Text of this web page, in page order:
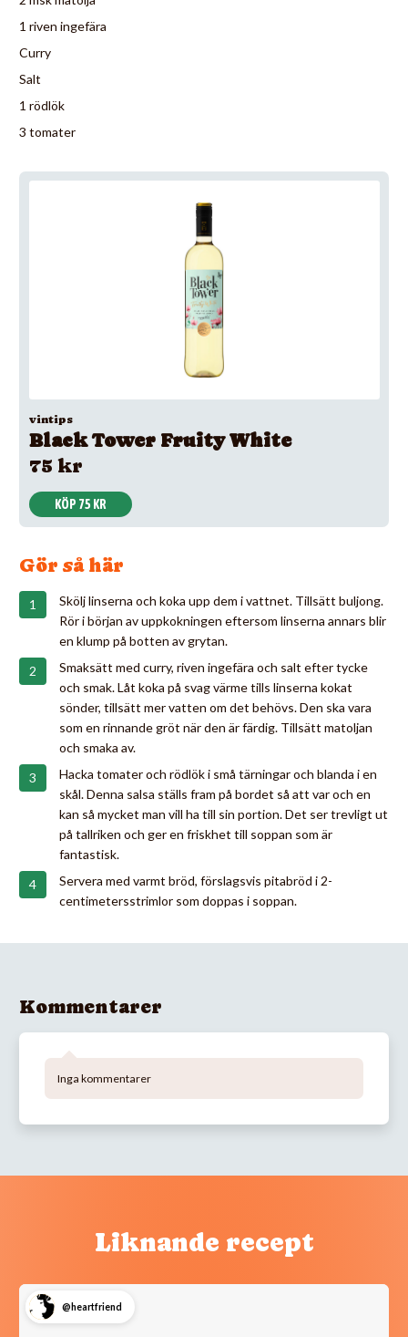
1 riven ingefära
Curry
Salt
1 rödlök
3 tomater
vintips
Black Tower Fruity White
75 kr
KÖP 75 KR
Gör så här
Skölj linserna och koka upp dem i vattnet. Tillsätt buljong.
Rör i början av uppkokningen eftersom linserna annars blir
en klump på botten av grytan.
Smaksätt med curry, riven ingefära och salt efter tycke
och smak. Låt koka på svag värme tills linserna kokat
sönder, tillsätt mer vatten om det behövs. Den ska vara
som en rinnande gröt när den är färdig. Tillsätt matoljan
och smaka av.
Hacka tomater och rödlök i små tärningar och blanda i en
skål. Denna salsa ställs fram på bordet så att var och en
kan så mycket man vill ha till sin portion. Det ser trevligt ut
på tallriken och ger en friskhet till soppan som är
fantastisk.
Servera med varmt bröd, förslagsvis pitabröd i 2-
centimetersstrimlor som doppas i soppan.
Kommentarer
Inga kommentarer
Liknande recept
@heartfriend